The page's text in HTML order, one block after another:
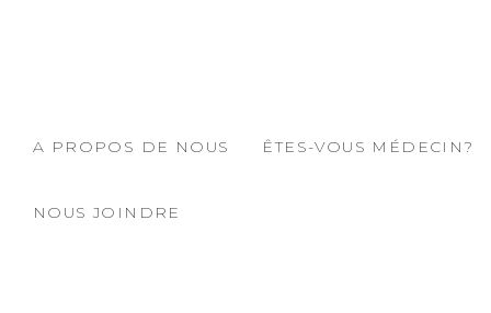
A PROPOS DE NOUS ÊTES-VOUS MÉDECIN?
NOUS JOINDRE